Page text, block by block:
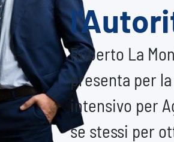
Roberto La
presenta per
intensivo per
se stessi per